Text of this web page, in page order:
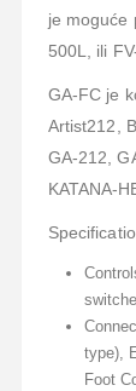
je moguće
500L, ili
GA-FC je
Artist212,
GA-212,
KATANA-
type),
Foot